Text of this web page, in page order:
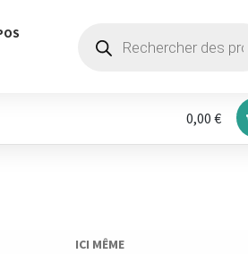
produits
0,00 €
ICI MÊME